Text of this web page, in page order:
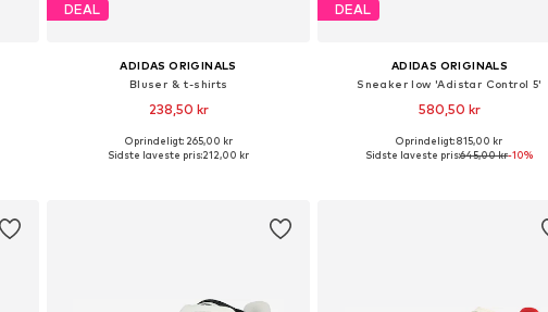
DEAL
ADIDAS ORIGINALS
Bluser & t-shirts
238,50 kr
Oprindeligt: 265,00 kr
Sidste laveste pris:212,00 kr
DEAL
ADIDAS ORIGINALS
Sneaker low 'Adistar Control 5'
580,50 kr
Fås i mange størrelser
Oprindeligt: 815,00 kr
Sidste laveste pris:645,00 kr-10%